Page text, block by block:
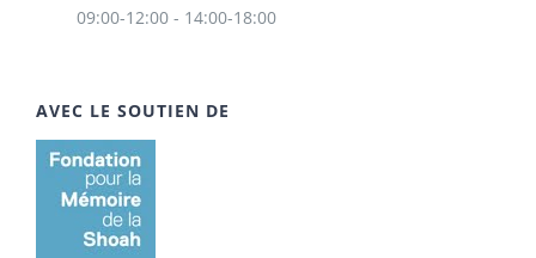
09:00-12:00 - 14:00-18:00
AVEC LE SOUTIEN DE